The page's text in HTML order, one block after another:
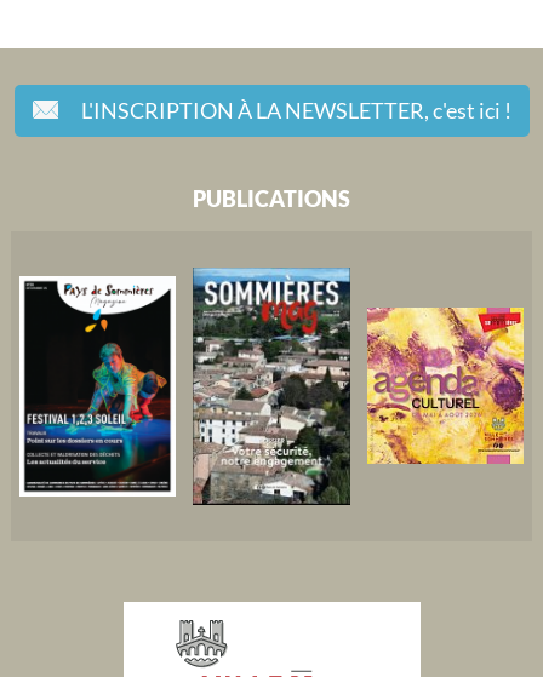
L'INSCRIPTION À LA NEWSLETTER,c'est ici !
PUBLICATIONS